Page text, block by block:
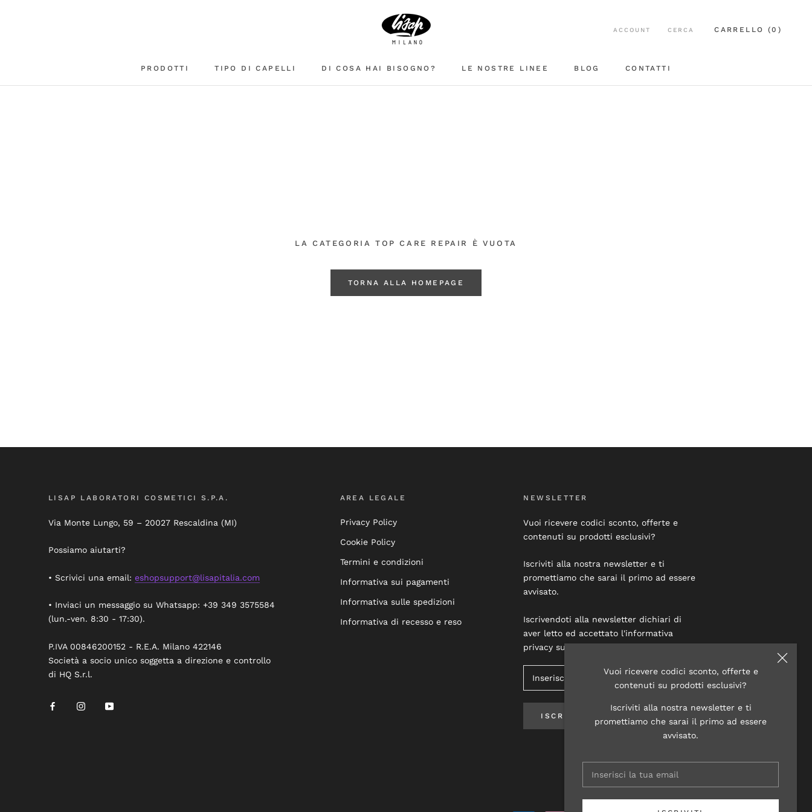
Vuoi ricevere codici sconto, offerte e
contenuti su prodotti esclusivi?
Iscriviti alla nostra newsletter e ti
promettiamo che sarai il primo ad essere
avvisato.
PRODOTTI TIPO DI CAPELLI DI COSA HAI BISOGNO? LE NOSTRE LINEE
BLOG
CONTATTI
ACCOUNT CERCA CARRELLO (0 )
LA CATEGORIA TOP CARE REPAIR È VUOTA
TORNA ALLA HOMEPAGE
LISAP LABORATORI COSMETICI S.P.A.
Via Monte Lungo, 59 – 20027 Rescaldina (MI)
Possiamo aiutarti?
• Scrivici una email: eshopsupport@lisapitalia.com
• Inviaci un messaggio su Whatsapp: +39 349 3575584
(lun.-ven. 8:30 - 17:30).
P.IVA 00846200152 - R.E.A. Milano 422146
Società a socio unico soggetta a direzione e controllo
di HQ S.r.l.
AREA LEGALE
Privacy Policy
Cookie Policy
Termini e condizioni
Informativa sui pagamenti
Informativa sulle spedizioni
Informativa di recesso e reso
NEWSLETTER
Vuoi ricevere codici sconto, offerte e
contenuti su prodotti esclusivi?
Iscriviti alla nostra newsletter e ti
promettiamo che sarai il primo ad essere
avvisato.
Iscrivendoti alla newsletter dichiari di
aver letto ed accettato l'informativa
privacy su questo sito.
ISCRIVITI